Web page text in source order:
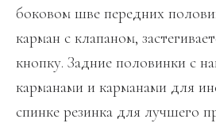
боковом шве передних
карман с клапаном,
кнопку. Задние половинки с
карманами и карманами для
спинке резинка для лучшего